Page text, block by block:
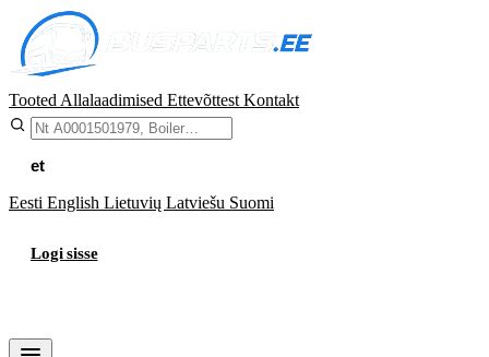
Tooted Allalaadimised Ettevõttest Kontakt
et
Eesti English Lietuvių Latviešu Suomi
Logi sisse